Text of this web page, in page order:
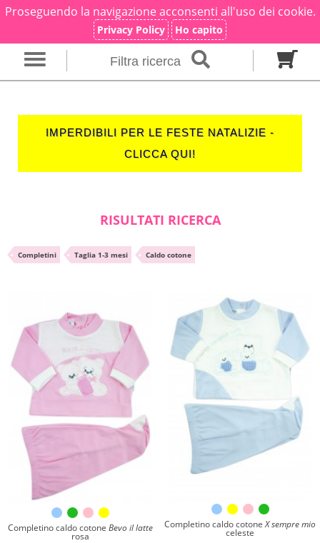
Filtra ricerca
IMPERDIBILI PER LE FESTE NATALIZIE -
CLICCA QUI!
RISULTATI RICERCA
• Completini • Taglia 1-3 mesi • Caldo cotone
Completino caldo cotone Bevo il latte
rosa
Completino caldo cotoneX sempre mio
celeste
Ricerca ×
Genere
Categoria
Materiale
Caldo cotone Cotone
Collezione
Primavera/Estate
Solo articoli in offerta
Proseguendo la navigazione acconsenti all'uso dei cookie.
Privacy Policy Ho capito